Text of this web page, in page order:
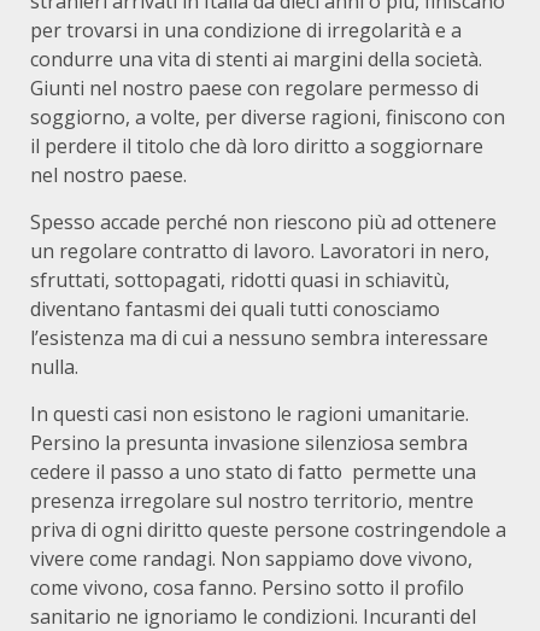
per trovarsi in una condizione di irregolarità e a
condurre una vita di stenti ai margini della società.
Giunti nel nostro paese con regolare permesso di
soggiorno, a volte, per diverse ragioni, finiscono con
il perdere il titolo che dà loro diritto a soggiornare
nel nostro paese.
Spesso accade perché non riescono più ad ottenere
un regolare contratto di lavoro. Lavoratori in nero,
sfruttati, sottopagati, ridotti quasi in schiavitù,
diventano fantasmi dei quali tutti conosciamo
l’esistenza ma di cui a nessuno sembra interessare
nulla.
In questi casi non esistono le ragioni umanitarie.
Persino la presunta invasione silenziosa sembra
cedere il passo a uno stato di fatto permette una
presenza irregolare sul nostro territorio, mentre
priva di ogni diritto queste persone costringendole a
vivere come randagi. Non sappiamo dove vivono,
come vivono, cosa fanno. Persino sotto il profilo
sanitario ne ignoriamo le condizioni. Incuranti del